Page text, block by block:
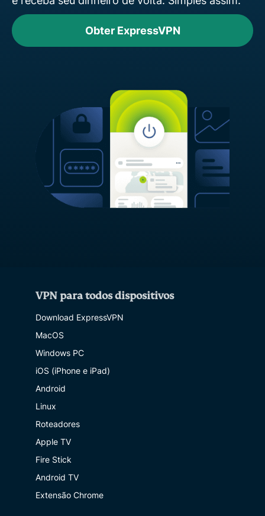
Obter ExpressVPN
VPN para todos dispositivos
Download ExpressVPN
MacOS
Windows PC
iOS (iPhone e iPad)
Android
Linux
Roteadores
Apple TV
Fire Stick
Android TV
Extensão Chrome